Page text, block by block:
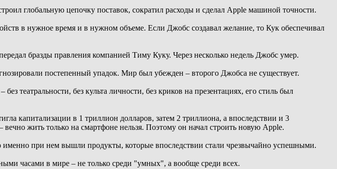
глобальную цепочку поставок, сократил расходы и сделал Apple машиной точности.
в нужное время и в нужном объеме. Если Джобс создавал желание, то Кук обеспечивал
бразды правления компанией Тиму Куку. Через несколько недель Джобс умер.
постепенный упадок. Мир был убежден – второго Джобса не существует.
театральности, без культа личности, без криков на презентациях, его стиль был
капитализации в 1 триллион долларов, затем 2 триллиона, а впоследствии и 3
жить только на смартфоне нельзя. Поэтому он начал строить новую Apple.
при нем вышли продукты, которые впоследствии стали чрезвычайно успешными.
часами в мире – не только среди "умных", а вообще среди всех.